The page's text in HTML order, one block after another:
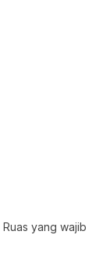
Ruas yang wajib